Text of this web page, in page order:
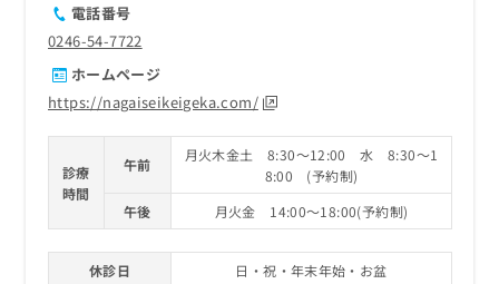
電話番号
0246-54-7722
ホームページ
https://nagaiseikeigeka.com/
診療
時間
午前
月火木金土 8:30～12:00 水 8:30～1
8:00 (予約制)
午後
月火金 14:00～18:00(予約制)
休診日 日・祝・年末年始・お盆